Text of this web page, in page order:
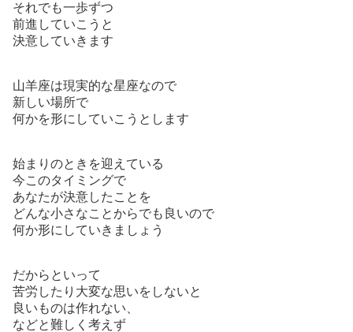
それでも一歩ずつ
前進していこうと
決意していきます
山羊座は現実的な星座なので
新しい場所で
何かを形にしていこうとします
始まりのときを迎えている
今このタイミングで
あなたが決意したことを
どんな小さなことからでも良いので
何か形にしていきましょう
だからといって
苦労したり大変な思いをしないと
良いものは作れない、
などと難しく考えず